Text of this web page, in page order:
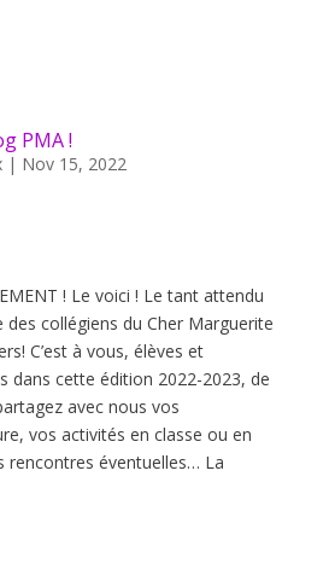
PMA !
| Nov 15, 2022
! Le voici ! Le tant attendu
collégiens du Cher Marguerite
C’est à vous, élèves et
dans cette édition 2022-2023, de
avec nous vos
vos activités en classe ou en
rencontres éventuelles… La